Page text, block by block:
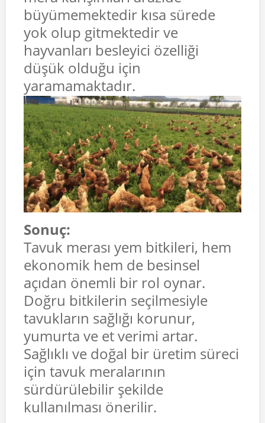
büyümemektedir kısa sürede
yok olup gitmektedir ve
hayvanları besleyici özelliği
düşük olduğu için
yaramamaktadır.
Sonuç:
Tavuk merası yem bitkileri, hem
ekonomik hem de besinsel
açıdan önemli bir rol oynar.
Doğru bitkilerin seçilmesiyle
tavukların sağlığı korunur,
yumurta ve et verimi artar.
Sağlıklı ve doğal bir üretim süreci
için tavuk meralarının
sürdürülebilir şekilde
kullanılması önerilir.